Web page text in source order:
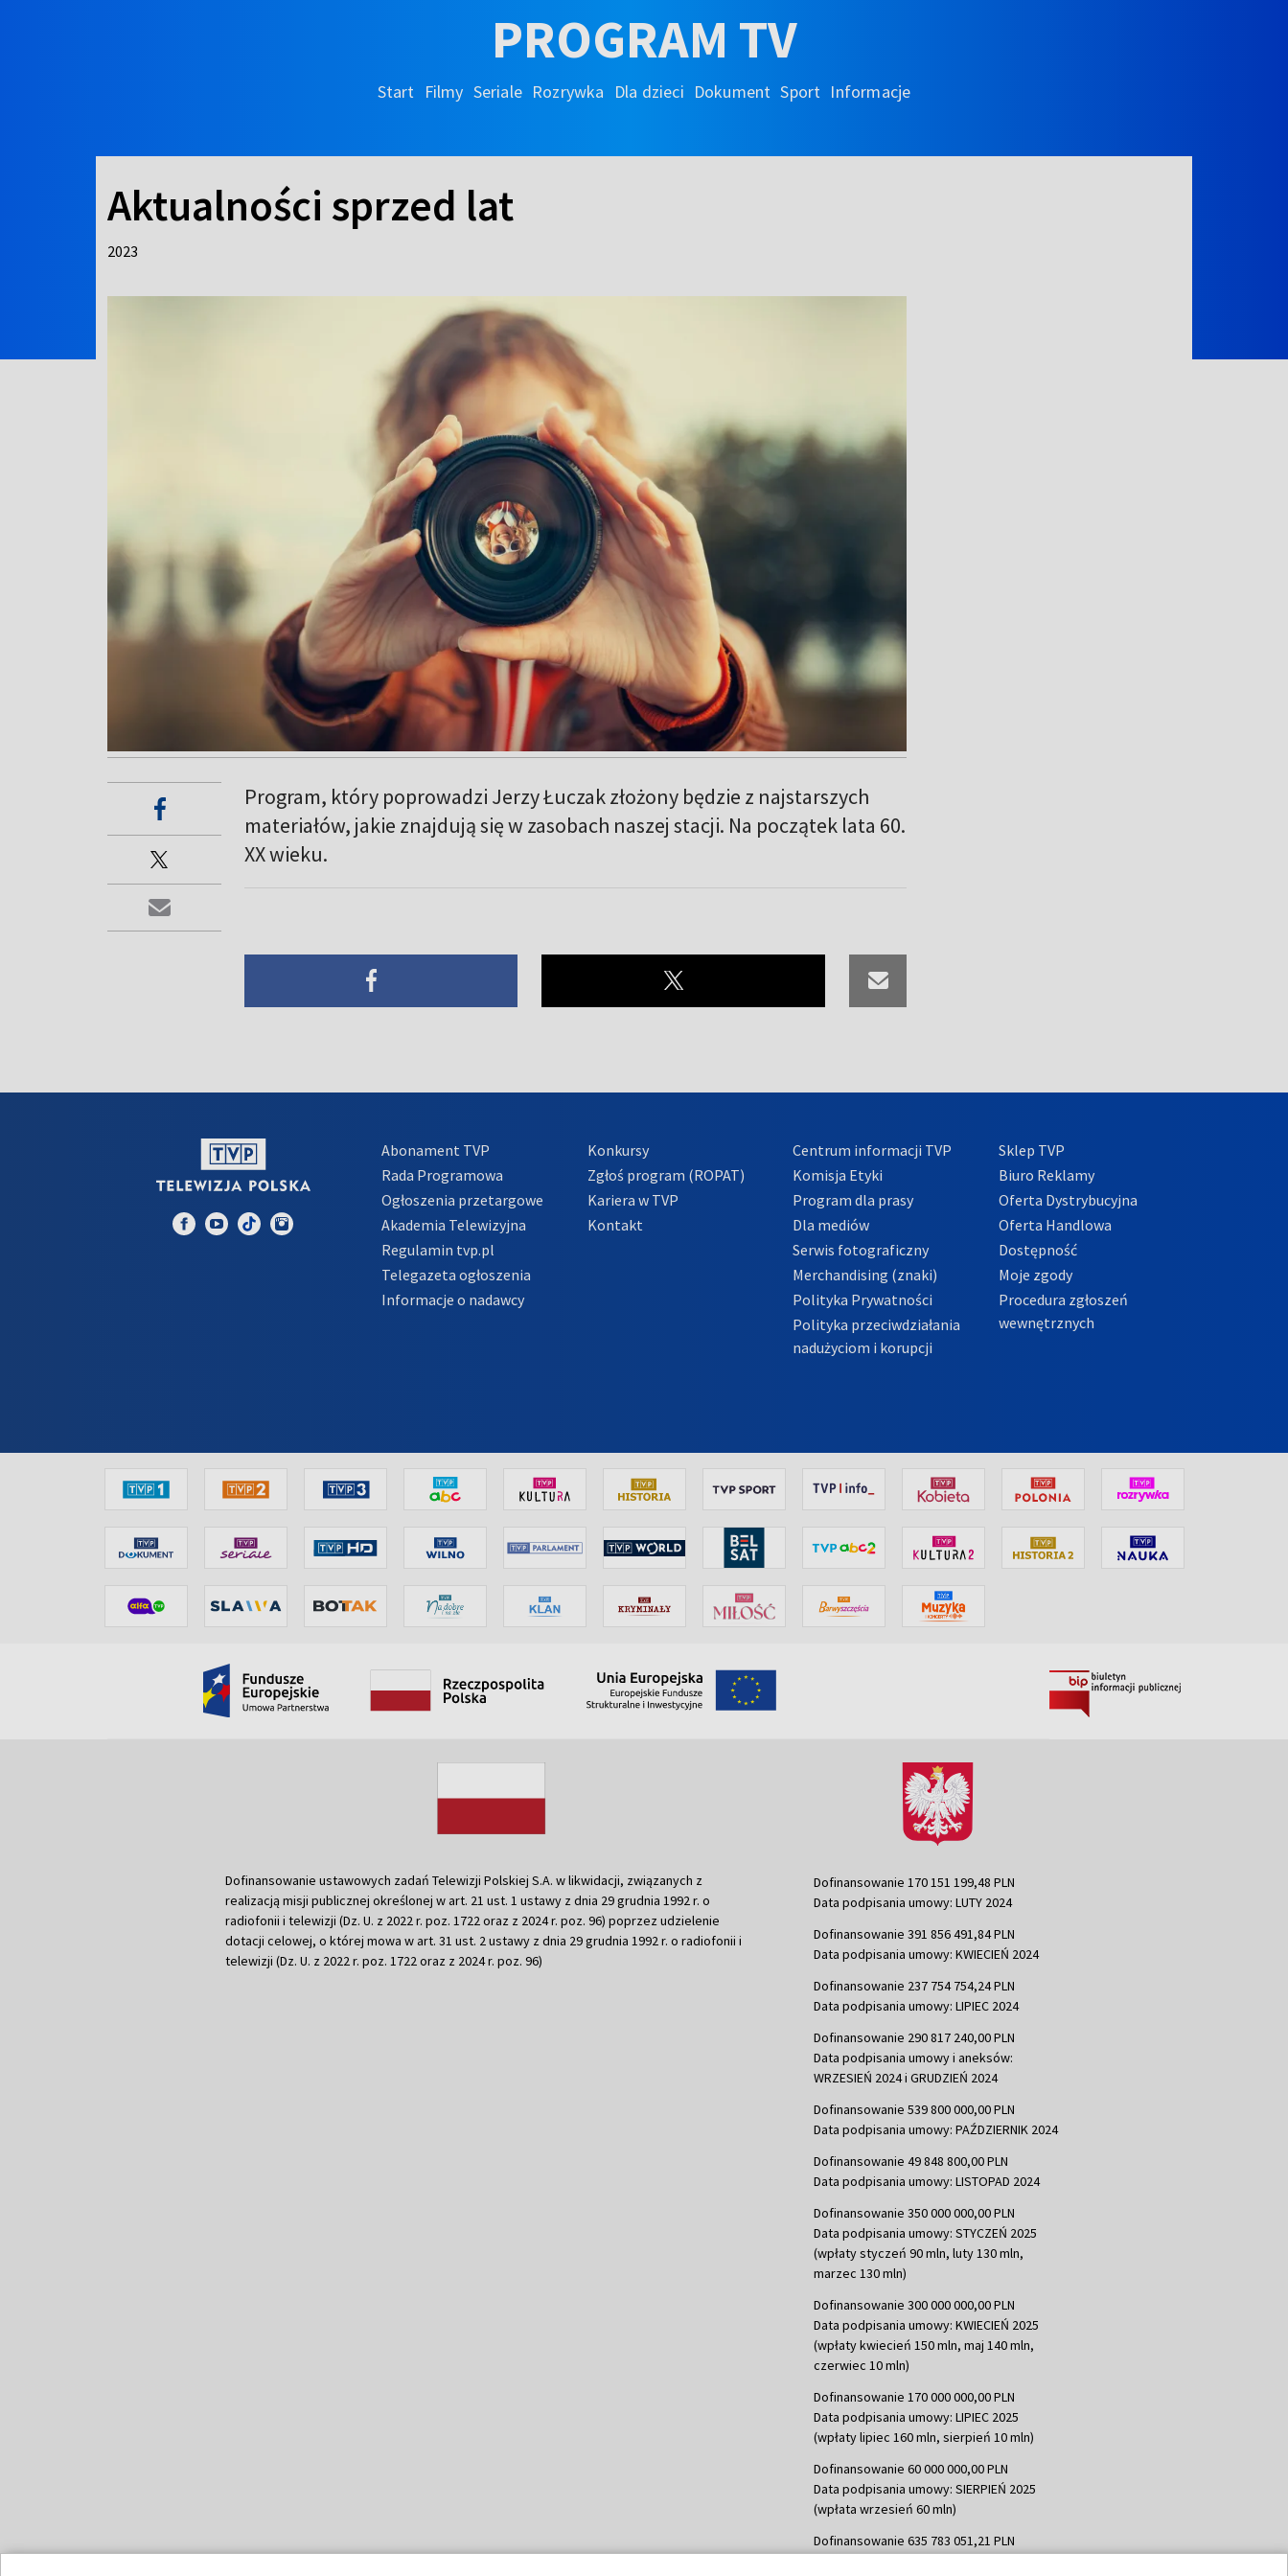
PROGRAM TV
Start Filmy Seriale Rozrywka Dla dzieci Dokument Sport Informacje
Aktualności sprzed lat
2023
Program, który poprowadzi Jerzy Łuczak złożony będzie z najstarszych
materiałów, jakie znajdują się w zasobach naszej stacji. Na początek lata 60.
XX wieku.
Abonament TVP
Rada Programowa
Ogłoszenia przetargowe
Akademia Telewizyjna
Regulamin tvp.pl
Telegazeta ogłoszenia
Informacje o nadawcy
Konkursy
Zgłoś program (ROPAT)
Kariera w TVP
Kontakt
Centrum informacji TVP
Komisja Etyki
Program dla prasy
Dla mediów
Serwis fotograficzny
Merchandising (znaki)
Polityka Prywatności
Polityka przeciwdziałania
nadużyciom i korupcji
Sklep TVP
Biuro Reklamy
Oferta Dystrybucyjna
Oferta Handlowa
Dostępność
Moje zgody
Procedura zgłoszeń
wewnętrznych
Dofinansowanie ustawowych zadań Telewizji Polskiej S.A. w likwidacji, związanych z
realizacją misji publicznej określonej w art. 21 ust. 1 ustawy z dnia 29 grudnia 1992 r. o
radiofonii i telewizji (Dz. U. z 2022 r. poz. 1722 oraz z 2024 r. poz. 96) poprzez udzielenie
dotacji celowej, o której mowa w art. 31 ust. 2 ustawy z dnia 29 grudnia 1992 r. o radiofonii i
telewizji (Dz. U. z 2022 r. poz. 1722 oraz z 2024 r. poz. 96)
Dofinansowanie 170 151 199,48 PLN
Data podpisania umowy: LUTY 2024
Dofinansowanie 391 856 491,84 PLN
Data podpisania umowy: KWIECIEŃ 2024
Dofinansowanie 237 754 754,24 PLN
Data podpisania umowy: LIPIEC 2024
Dofinansowanie 290 817 240,00 PLN
Data podpisania umowy i aneksów:
WRZESIEŃ 2024 i GRUDZIEŃ 2024
Dofinansowanie 539 800 000,00 PLN
Data podpisania umowy: PAŹDZIERNIK 2024
Dofinansowanie 49 848 800,00 PLN
Data podpisania umowy: LISTOPAD 2024
Dofinansowanie 350 000 000,00 PLN
Data podpisania umowy: STYCZEŃ 2025
(wpłaty styczeń 90 mln, luty 130 mln,
marzec 130 mln)
Dofinansowanie 300 000 000,00 PLN
Data podpisania umowy: KWIECIEŃ 2025
(wpłaty kwiecień 150 mln, maj 140 mln,
czerwiec 10 mln)
Dofinansowanie 170 000 000,00 PLN
Data podpisania umowy: LIPIEC 2025
(wpłaty lipiec 160 mln, sierpień 10 mln)
Dofinansowanie 60 000 000,00 PLN
Data podpisania umowy: SIERPIEŃ 2025
(wpłata wrzesień 60 mln)
Dofinansowanie 635 783 051,21 PLN